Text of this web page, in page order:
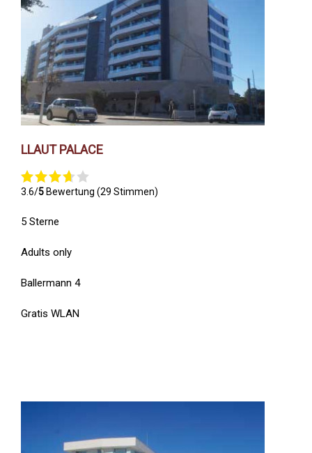
LLAUT PALACE
3.6/5 Bewertung (29 Stimmen)
5 Sterne
Adults only
Ballermann 4
Gratis WLAN